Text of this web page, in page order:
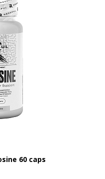
60 caps